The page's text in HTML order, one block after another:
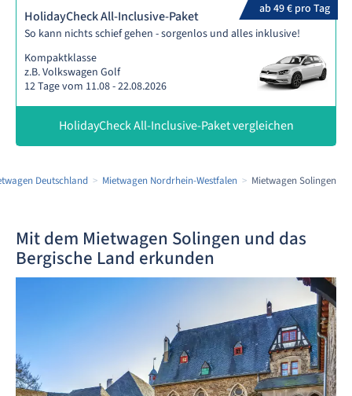
ab 49 € pro Tag
HolidayCheck All-Inclusive-Paket
So kann nichts schief gehen - sorgenlos und alles inklusive!
Kompaktklasse
z.B. Volkswagen Golf
12 Tage vom 11.08 - 22.08.2026
HolidayCheck All-Inclusive-Paket vergleichen
Deutschland Mietwagen Nordrhein-Westfalen Mietwagen Solingen
Mit dem Mietwagen Solingen und das
Bergische Land erkunden